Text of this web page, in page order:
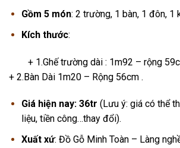
Gồm 5 món: 2 trường, 1 bàn, 1 đôn, 1
Kích thước:
+ 1.Ghế trường dài : 1m92 – rộng
+ 2.Bàn Dài 1m20 – Rộng 56cm .
Giá hiện nay: 36tr (Lưu ý: giá có thể
liệu, tiền công…thay đổi).
Xuất xứ: Đồ Gỗ Minh Toàn – Làng